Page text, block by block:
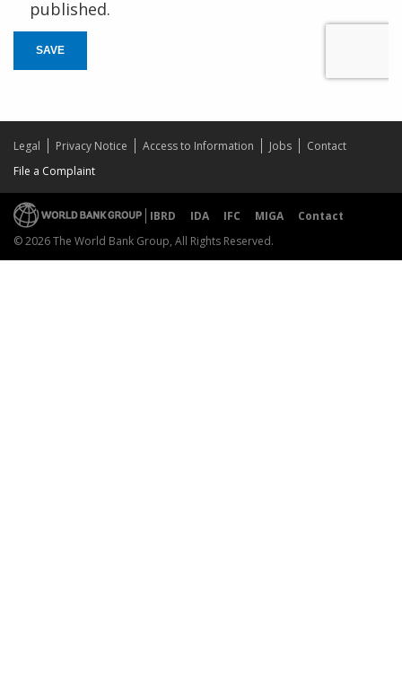
published.
SAVE
Legal Privacy Notice Access to Information Jobs
Contact
File a Complaint
IBRD IDA IFC MIGA
Contact
© 2026 The World Bank Group, All Rights Reserved.